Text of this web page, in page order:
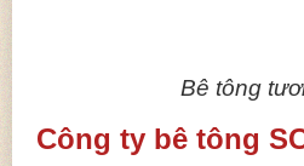
Bê tông
Công ty bê tông